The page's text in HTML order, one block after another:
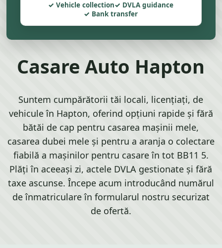
Vehicle collection
DVLA guidance
Bank transfer
Casare Auto Hapton
Suntem cumpărătorii tăi locali, licențiați, de
vehicule în Hapton, oferind opțiuni rapide și fără
bătăi de cap pentru casarea mașinii mele,
casarea dubei mele și pentru a aranja o colectare
fiabilă a mașinilor pentru casare în tot BB11 5.
Plăți în aceeași zi, actele DVLA gestionate și fără
taxe ascunse. Începe acum introducând numărul
de înmatriculare în formularul nostru securizat
de ofertă.